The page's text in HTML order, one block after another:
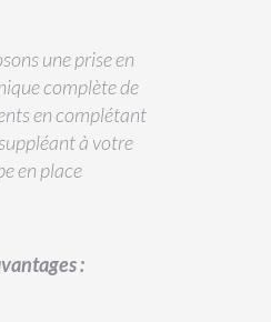
une prise en
complète de
en complétant
à votre
en place
: